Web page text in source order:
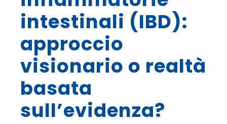
intestinali (IBD):
approccio
visionario o realtà
basata
sull’evidenza?